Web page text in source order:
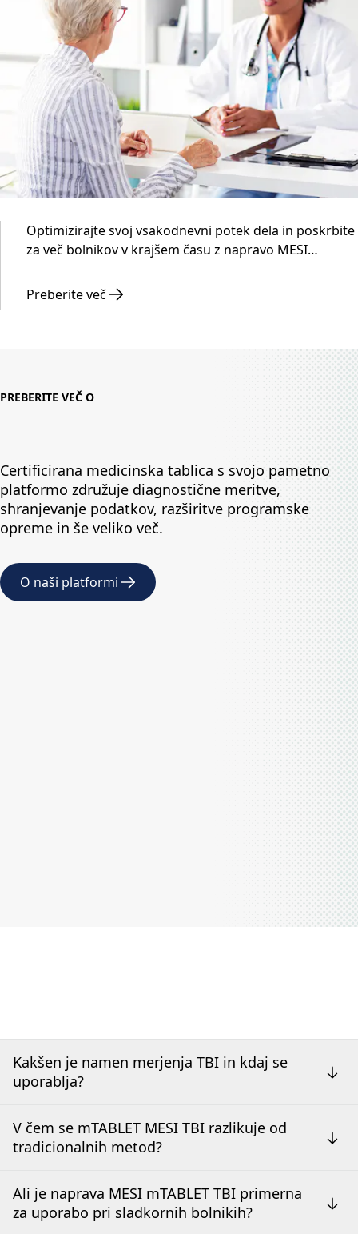
Optimizirajte svoj vsakodnevni potek dela in poskrbite
za več bolnikov v krajšem času z napravo MESI
zaposlene v primarnem zdravstvenem varstvu.
Preberite več
PREBERITE VEČ O
Certificirana medicinska tablica s svojo pametno
platformo združuje diagnostične meritve,
shranjevanje podatkov, razširitve programske
opreme in še veliko več.
O naši platformi
Kakšen je namen merjenja TBI in kdaj se
uporablja?
V čem se mTABLET MESI TBI razlikuje od
tradicionalnih metod?
Ali je naprava MESI mTABLET TBI primerna
za uporabo pri sladkornih bolnikih?